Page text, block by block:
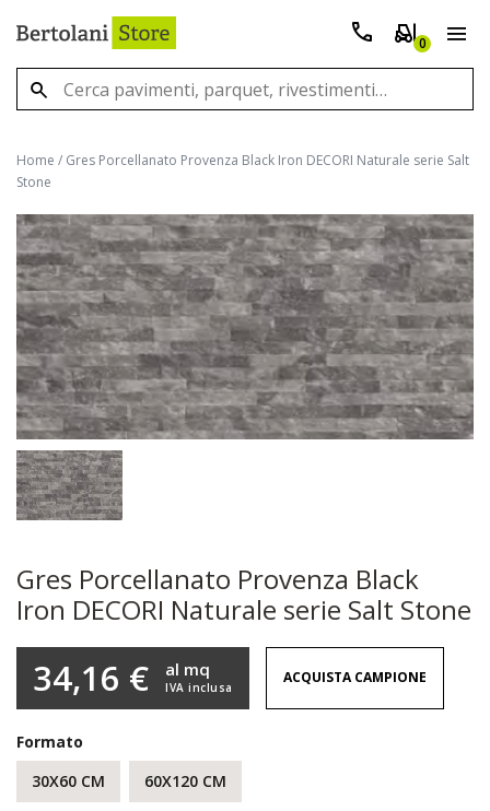
0
Home / Gres Porcellanato Provenza Black Iron DECORI Naturale serie Salt
Stone
Gres Porcellanato Provenza Black
Iron DECORI Naturale serie Salt Stone
34,16 € IVA inclusa
al mq ACQUISTA CAMPIONE
Formato
30X60 CM
60X120 CM